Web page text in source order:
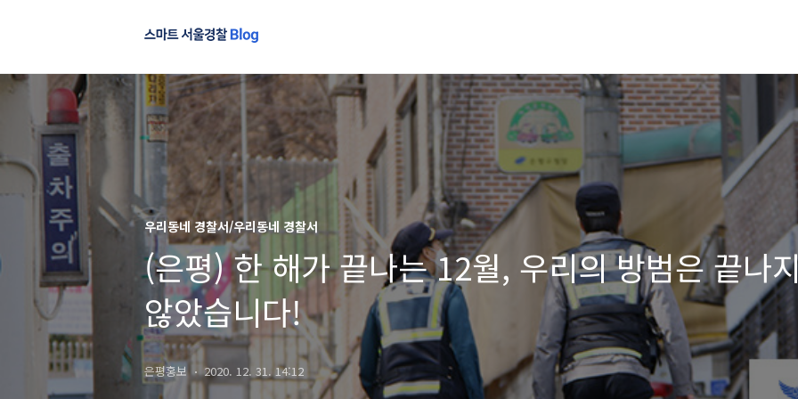
우리동네 경찰서/우리동네 경찰서
(은평) 한 해가 끝나는 12월, 우리의 방범은 끝나
않았습니다!
은평홍보 2020. 12. 31. 14:12